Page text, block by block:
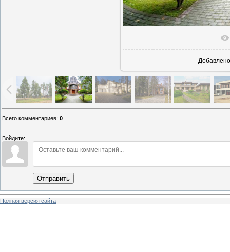
В
Добавлено
Всего комментариев: 0
Войдите:
Отправить
Полная версия сайта